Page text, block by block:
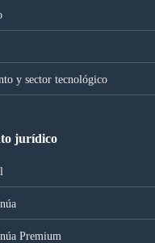
y sector tecnológico
jurídico
Premium